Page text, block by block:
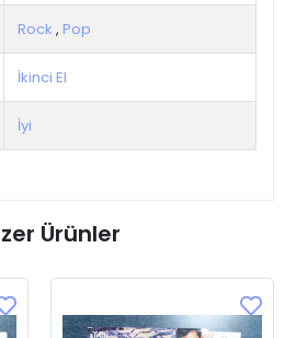
Rock , Pop
İkinci El
İyi
Ürünler